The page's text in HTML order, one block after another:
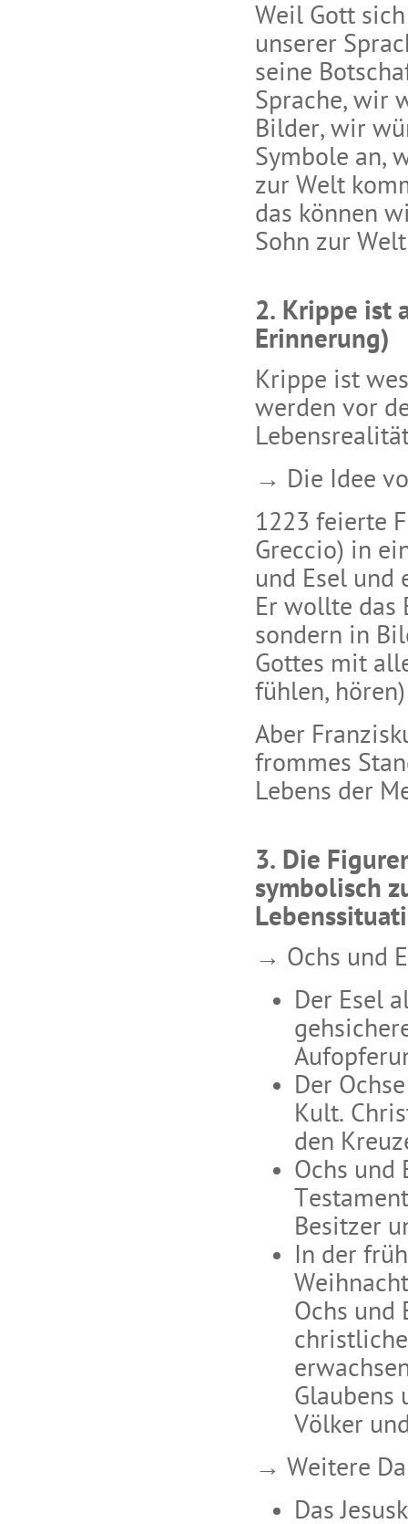
Weil Gott
unserer
seine
Sprache, wir
Bilder, wir
Symbole an,
zur Welt
das können
Sohn zur
2. Krippe ist
Erinnerung)
Krippe ist
werden vor
→ Die Idee
1223 feierte
Greccio) in
und Esel und
Er wollte das
sondern in
Gottes mit
fühlen,
Aber
frommes
Lebens der
3. Die
symbolisch
→ Ochs und
Der Esel
Der
Kult.
den
Ochs
Besitzer
In der
Ochs und
Glaubens
Völker
→ Weitere
Das